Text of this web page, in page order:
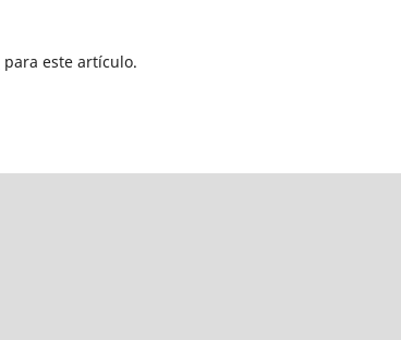
para este artículo.